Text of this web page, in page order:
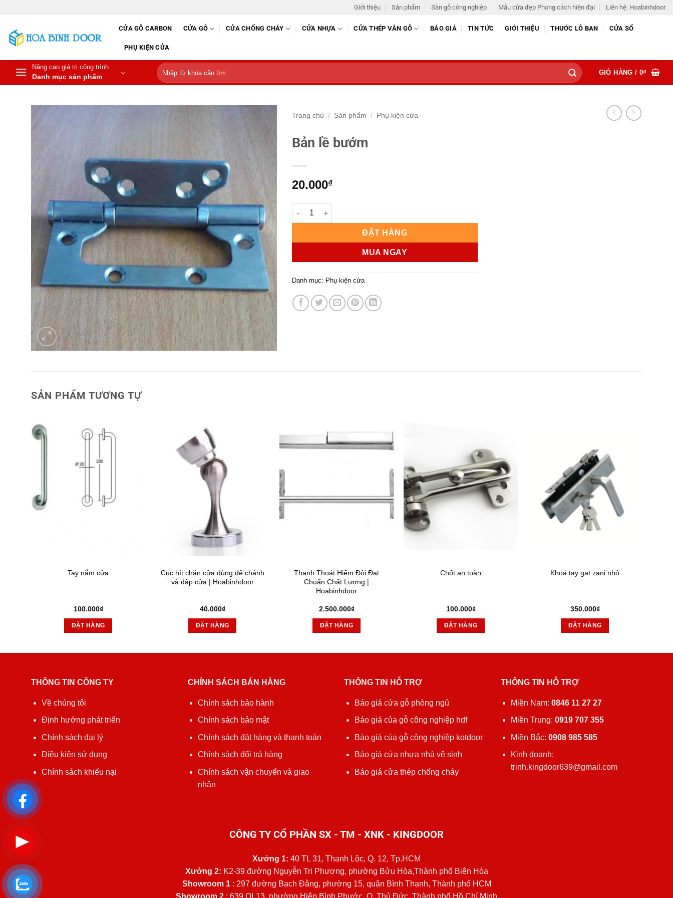
nội
dung
Giới thiệu Sản phẩm Sàn gỗ công nghiệp Mẫu cửa đẹp Phong cách hiện đại Liên hệ: Hoabinhdoor
CỬA GỖ CARBON CỬA GỖ CỬA CHỐNG CHÁY CỬA NHỰA CỬA THÉP VÂN GỖ BÁO GIÁ TIN TỨC GIỚI THIỆU THƯỚC LỖ BAN CỬA SỔ
PHỤ KIỆN CỬA
Nâng cao giá trị công trình
Danh mục sản phẩm
Tìm
kiếm:
GIỎ HÀNG / 0₫
Trang chủ / Sản phẩm / Phụ kiện cửa
Bản lề bướm
20.000₫
Bản lề bướm số lượng
ĐẶT HÀNG
MUA NGAY
Danh mục: Phụ kiện cửa
SẢN PHẨM TƯƠNG TỰ
Tay nắm cửa
100.000₫
ĐẶT HÀNG
Cục hít chặn cửa dùng để chánh
và đâp cửa | Hoabinhdoor
40.000₫
ĐẶT HÀNG
Thanh Thoát Hiểm Đôi Đạt
Chuẩn Chất Lượng |
Hoabinhdoor
2.500.000₫
ĐẶT HÀNG
Chốt an toàn
100.000₫
ĐẶT HÀNG
Khoá tay gạt zani nhỏ
350.000₫
ĐẶT HÀNG
THÔNG TIN CÔNG TY
Về chúng tôi
Định hướng phát triển
Chính sách đại lý
Điều kiện sử dụng
Chính sách khiếu nại
CHÍNH SÁCH BÁN HÀNG
Chính sách bảo hành
Chính sách bảo mật
Chính sách đặt hàng và thanh toán
Chính sách đổi trả hàng
Chính sách vận chuyển và giao
nhận
THÔNG TIN HỖ TRỢ
Báo giá cửa gỗ phòng ngủ
Báo giá của gỗ công nghiệp hdf
Báo giá của gỗ công nghiệp kotdoor
Báo giá cửa nhựa nhà vệ sinh
Báo giá cửa thép chống cháy
THÔNG TIN HỖ TRỢ
Miền Nam:0846 11 27 27
Miền Trung:0919 707 355
Miền Bắc:0908 985 585
Kinh doanh:
trinh.kingdoor639@gmail.com
CÔNG TY CỔ PHẦN SX - TM - XNK - KINGDOOR
Xưởng 1: 40 TL 31, Thạnh Lộc, Q. 12, Tp.HCM
Xưởng 2: K2-39 đường Nguyễn Tri Phương, phường Bửu Hòa,Thành phố Biên Hòa
Showroom 1: 297 đường Bạch Đằng, phường 15, quận Bình Thạnh, Thành phố HCM
Showroom 2 : 639 QL13, phường Hiệp Bình Phước, Q. Thủ Đức, Thành phố Hồ Chí Minh